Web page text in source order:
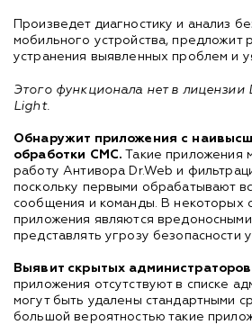
Произведет диагностику и анализ
мобильного устройства, предложит
устранения выявленных проблем и
Этого функционала нет в лицензии
Light.
Обнаружит приложения с
обработки СМС. Такие приложения
работу Антивора Dr.Web и
поскольку первыми обрабатывают
сообщения и команды. В некоторых
приложения являются
представлять угрозу безопасности
Выявит скрытых администраторов
приложения отсутствуют в списке
могут быть удалены стандартными
большой вероятностью такие